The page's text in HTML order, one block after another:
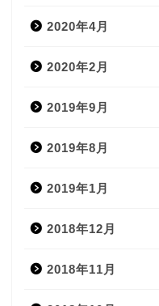
2020年4月
2020年2月
2019年9月
2019年8月
2019年1月
2018年12月
2018年11月